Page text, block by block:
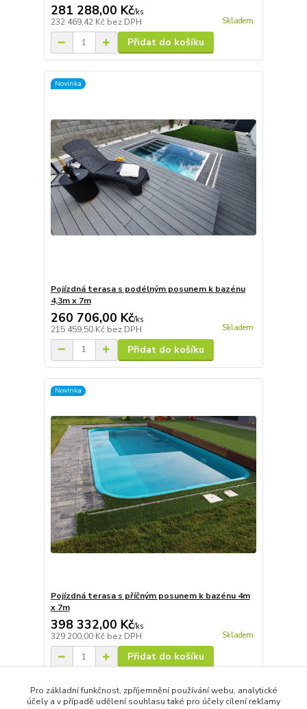
281 288,00 Kč/ks
232 469,42 Kč bez DPH Skladem
Přidat do košíku
Novinka
Pojízdná terasa s podélným posunem k bazénu
4,3m x 7m
260 706,00 Kč/ks
215 459,50 Kč bez DPH Skladem
Přidat do košíku
Novinka
Pojízdná terasa s příčným posunem k bazénu 4m
x 7m
398 332,00 Kč/ks
329 200,00 Kč bez DPH Skladem
Přidat do košíku
strana z 1
Pro základní funkčnost, zpříjemnění používání webu, analytické
účely a v případě udělení souhlasu také pro účely cílení reklamy